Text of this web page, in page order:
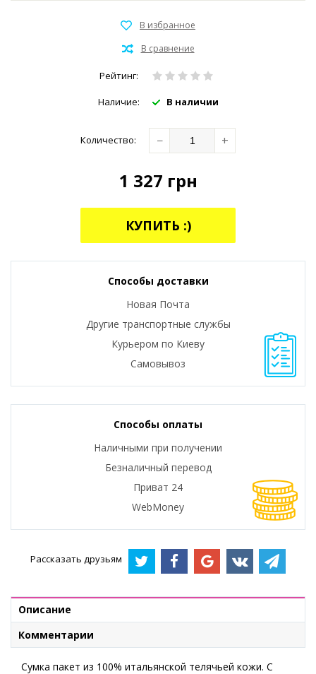
Рейтинг:
Наличие: В наличии
Количество: − +
1 327 грн
КУПИТЬ :)
Способы доставки
Новая Почта
Другие транспортные службы
Курьером по Киеву
Самовывоз
Способы оплаты
Наличными при получении
Безналичный перевод
Приват 24
WebMoney
Рассказать друзьям
Описание
Комментарии
Сумка пакет из 100% итальянской телячьей кожи. С